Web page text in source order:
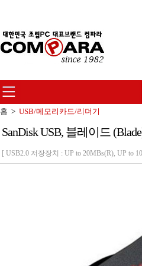
홈 > USB/메모리카드/리더기
SanDisk USB, 블레이드
[ USB2.0 저장장치 : UP to 20MBs(R), UP to